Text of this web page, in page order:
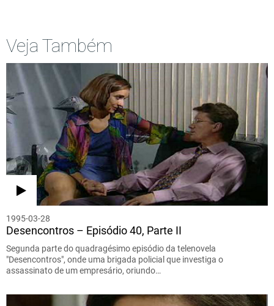
Veja Também
1995-03-28
Desencontros – Episódio 40, Parte II
Segunda parte do quadragésimo episódio da telenovela
"Desencontros", onde uma brigada policial que investiga o
assassinato de um empresário, oriundo…